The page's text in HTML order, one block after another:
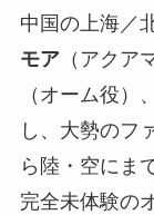
中国の上海／
モア（アクア
（オーム役）、
し、大勢のフ
ら陸・空にま
完全未体験の